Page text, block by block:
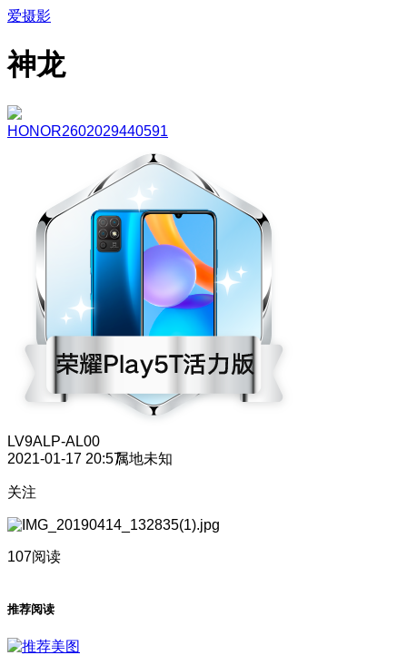
爱摄影
神龙
HONOR2602029440591
LV9ALP-AL00
2021-01-17 20:57属地未知
关注
107阅读
推荐阅读